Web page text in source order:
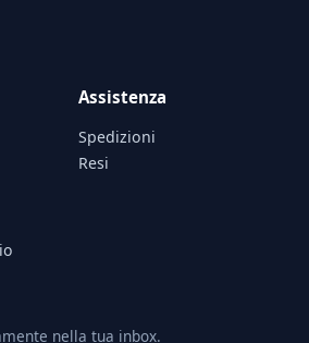
Assistenza
Spedizioni
Resi
nella tua inbox.